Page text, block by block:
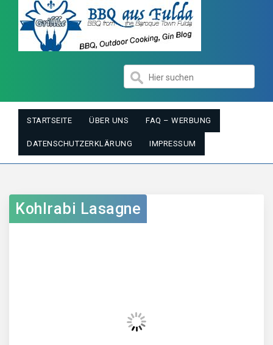
STARTSEITE ÜBER UNS FAQ – WERBUNG
DATENSCHUTZERKLÄRUNG IMPRESSUM
Kohlrabi Lasagne